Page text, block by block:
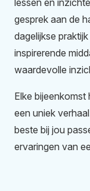
gesprek aan de
dagelijkse
inspirerende
waardevolle
Elke
een uniek
beste bij jou
ervaringen van